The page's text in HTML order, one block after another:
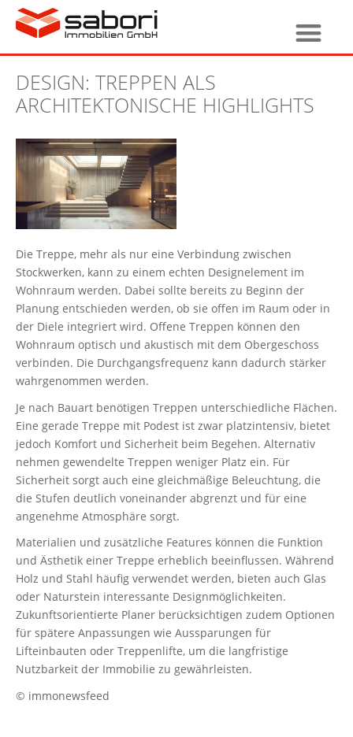
DESIGN: TREPPEN ALS
ARCHITEKTONISCHE HIGHLIGHTS
Die Treppe, mehr als nur eine Verbindung zwischen
Stockwerken, kann zu einem echten Designelement im
Wohnraum werden. Dabei sollte bereits zu Beginn der
Planung entschieden werden, ob sie offen im Raum oder in
der Diele integriert wird. Offene Treppen können den
Wohnraum optisch und akustisch mit dem Obergeschoss
verbinden. Die Durchgangsfrequenz kann dadurch stärker
wahrgenommen werden.
Je nach Bauart benötigen Treppen unterschiedliche Flächen.
Eine gerade Treppe mit Podest ist zwar platzintensiv, bietet
jedoch Komfort und Sicherheit beim Begehen. Alternativ
nehmen gewendelte Treppen weniger Platz ein. Für
Sicherheit sorgt auch eine gleichmäßige Beleuchtung, die
die Stufen deutlich voneinander abgrenzt und für eine
angenehme Atmosphäre sorgt.
Materialien und zusätzliche Features können die Funktion
und Ästhetik einer Treppe erheblich beeinflussen. Während
Holz und Stahl häufig verwendet werden, bieten auch Glas
oder Naturstein interessante Designmöglichkeiten.
Zukunftsorientierte Planer berücksichtigen zudem Optionen
für spätere Anpassungen wie Aussparungen für
Lifteinbauten oder Treppenlifte, um die langfristige
Nutzbarkeit der Immobilie zu gewährleisten.
© immonewsfeed